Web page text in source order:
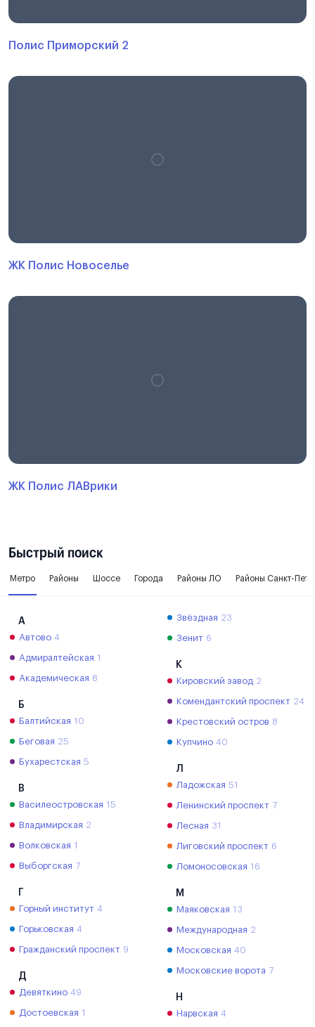
Полис Приморский 2
ЖК Полис Новоселье
ЖК Полис ЛАВрики
Быстрый поиск
Метро Районы Шоссе Города Районы ЛО Районы Санкт-
А
Автово 4
Адмиралтейская 1
Академическая 8
Б
Балтийская 10
Беговая 25
Бухарестская 5
В
Василеостровская 15
Владимирская 2
Волковская 1
Выборгская 7
Г
Горный институт 4
Горьковская 4
Гражданский проспект 9
Д
Девяткино 49
Достоевская 1
Звёздная 23
Зенит 6
К
Кировский завод 2
Комендантский проспект 24
Крестовский остров 8
Купчино 40
Л
Ладожская 51
Ленинский проспект 7
Лесная 31
Лиговский проспект 6
Ломоносовская 16
М
Маяковская 13
Международная 2
Московская 40
Московские ворота 7
Н
Нарвская 4